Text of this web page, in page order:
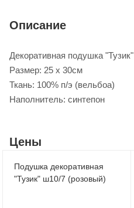
Описание
Декоративная подушка "Тузик"
Размер: 25 х 30см
Ткань: 100% п/э (вельбоа)
Наполнитель: синтепон
Цены
Подушка декоративная
"Тузик" ш10/7 (розовый)